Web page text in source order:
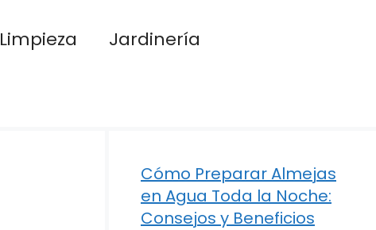
Limpieza
Jardinería
Cómo Preparar Almejas
en Agua Toda la Noche:
Consejos y Beneficios